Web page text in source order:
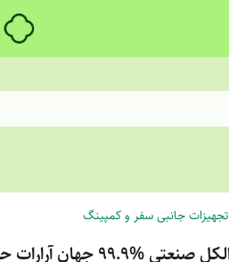
تجهیزات جانبی سفر و کمپینگ